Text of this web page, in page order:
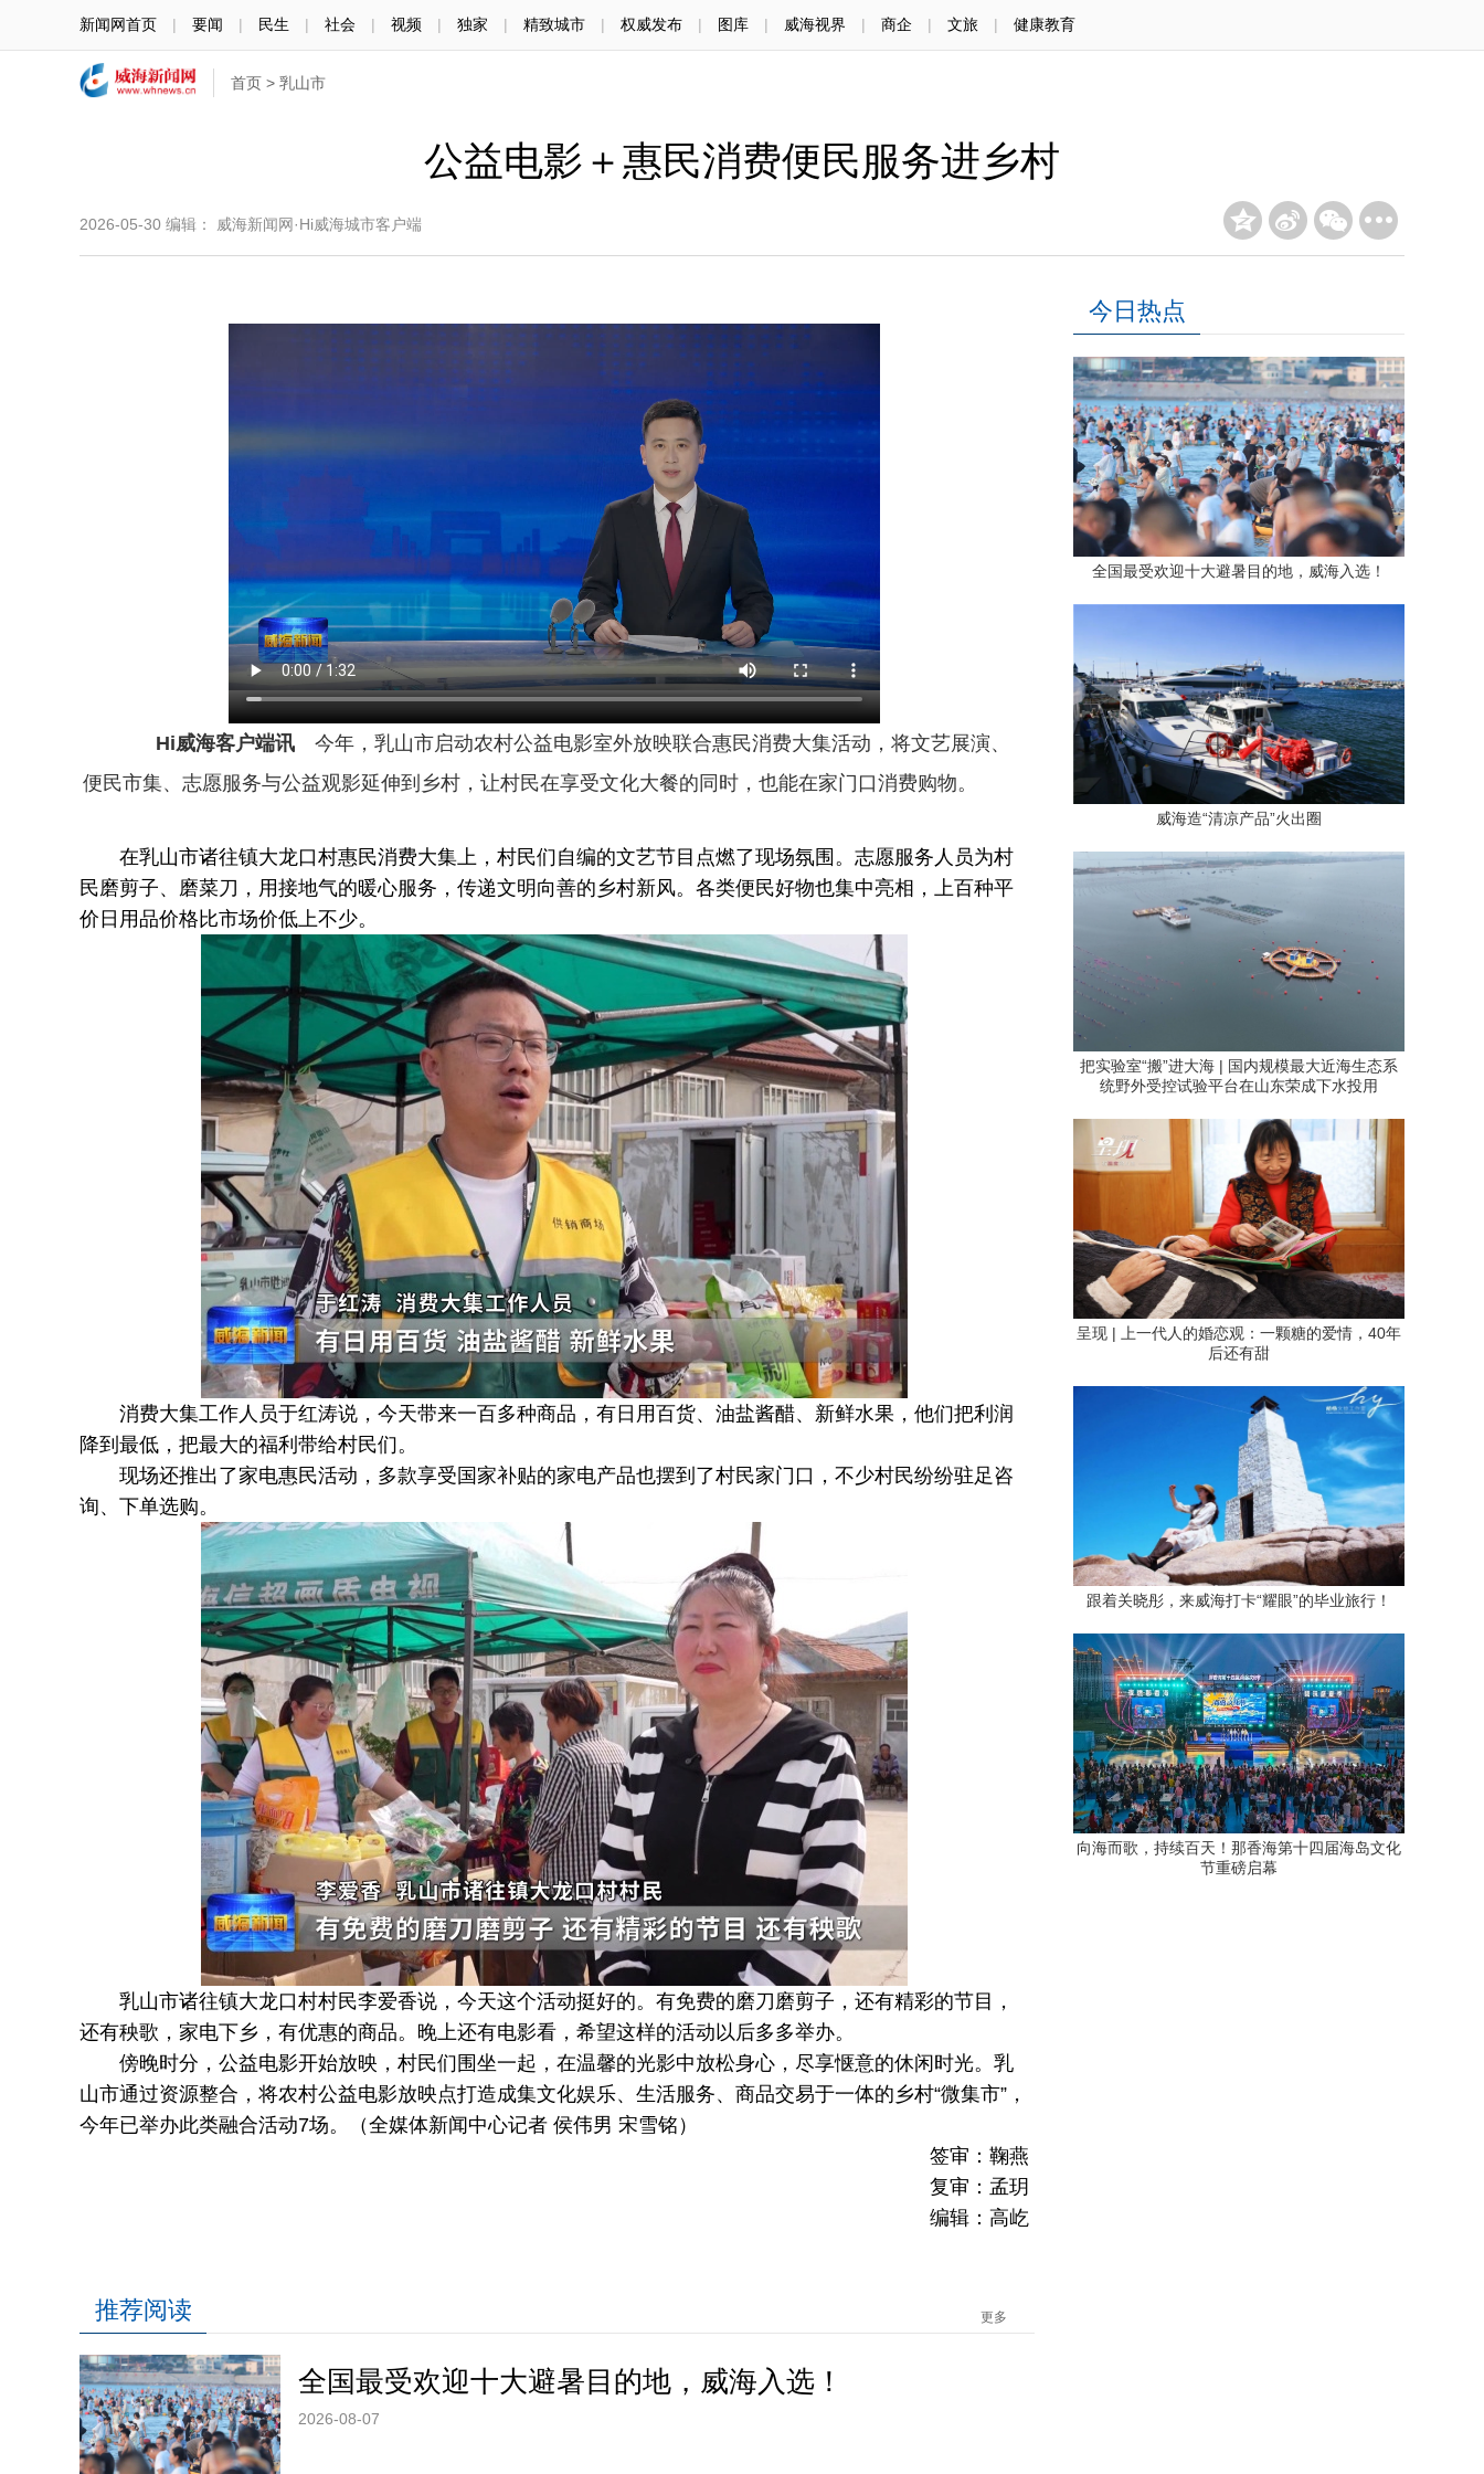
新闻网首页 | 要闻 | 民生 | 社会 | 视频 | 独家 | 精致城市 | 权威发布 | 图库 | 威海视界 | 商企 | 文旅 | 健康教育
首页 > 乳山市
公益电影＋惠民消费便民服务进乡村
2026-05-30 编辑： 威海新闻网·Hi威海城市客户端
Hi威海客户端讯
今年，乳山市启动农村公益电影室外放映联合惠民消费大集活动，将文艺展演、
便民市集、志愿服务与公益观影延伸到乡村，让村民在享受文化大餐的同时，也能在家门口消费购物。
在乳山市诸往镇大龙口村惠民消费大集上，村民们自编的文艺节目点燃了现场氛围。志愿服务人员为村
民磨剪子、磨菜刀，用接地气的暖心服务，传递文明向善的乡村新风。各类便民好物也集中亮相，上百种平
价日用品价格比市场价低上不少。
消费大集工作人员于红涛说，今天带来一百多种商品，有日用百货、油盐酱醋、新鲜水果，他们把利润
降到最低，把最大的福利带给村民们。
现场还推出了家电惠民活动，多款享受国家补贴的家电产品也摆到了村民家门口，不少村民纷纷驻足咨
询、下单选购。
乳山市诸往镇大龙口村村民李爱香说，今天这个活动挺好的。有免费的磨刀磨剪子，还有精彩的节目，
还有秧歌，家电下乡，有优惠的商品。晚上还有电影看，希望这样的活动以后多多举办。
傍晚时分，公益电影开始放映，村民们围坐一起，在温馨的光影中放松身心，尽享惬意的休闲时光。乳
山市通过资源整合，将农村公益电影放映点打造成集文化娱乐、生活服务、商品交易于一体的乡村“微集市”，
今年已举办此类融合活动7场。（全媒体新闻中心记者 侯伟男 宋雪铭）
签审：鞠燕
复审：孟玥
编辑：高屹
推荐阅读 更多
全国最受欢迎十大避暑目的地，威海入选！
2026-08-07
今日热点
全国最受欢迎十大避暑目的地，威海入选！
威海造“清凉产品”火出圈
把实验室“搬”进大海 | 国内规模最大近海生态系
统野外受控试验平台在山东荣成下水投用
呈现 | 上一代人的婚恋观：一颗糖的爱情，40年
后还有甜
跟着关晓彤，来威海打卡“耀眼”的毕业旅行！
向海而歌，持续百天！那香海第十四届海岛文化
节重磅启幕